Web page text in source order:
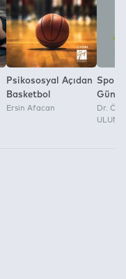
Psikososyal Açıdan
Basketbol
Ersin Afacan
Spor
1Dr.
ULUN